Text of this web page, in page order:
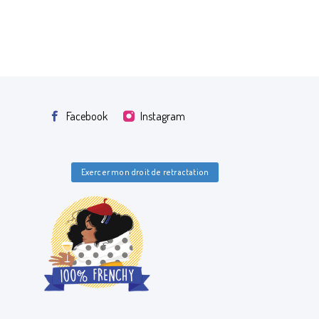
Facebook Instagram
Exercer mon droit de retractation